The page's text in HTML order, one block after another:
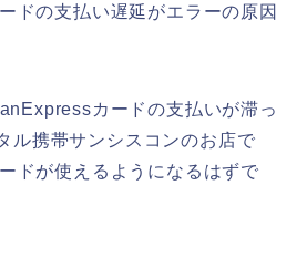
ドの支払い遅延がエラーの原因
カードの支払いが滞っ
ル携帯サンシスコンのお店で
ドが使えるようになるはずで